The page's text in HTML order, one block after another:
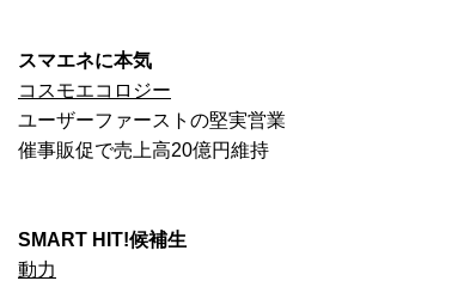
スマエネに本気
コスモエコロジー
ユーザーファーストの堅実営業
催事販促で売上高20億円維持
SMART HIT!候補生
動力